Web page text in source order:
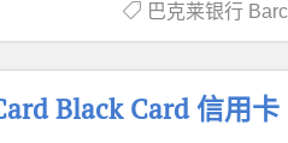
巴克莱银行
Black Card 信用